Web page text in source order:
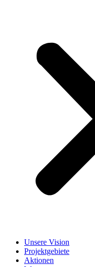
Unsere Vision
Projektgebiete
Aktionen